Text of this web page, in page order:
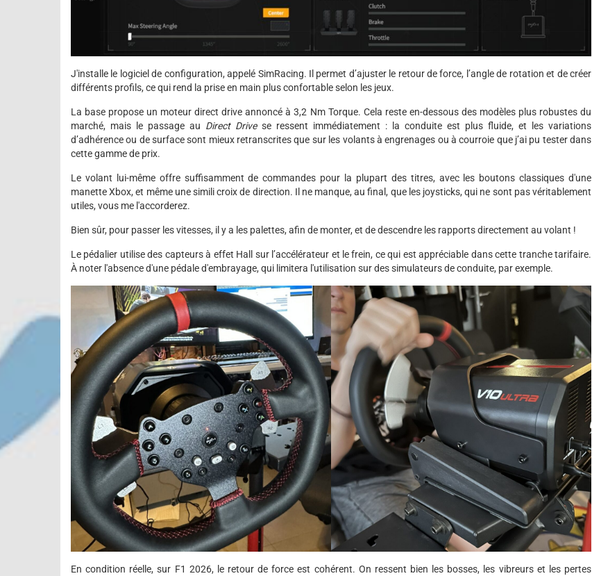
J'installe le logiciel de configuration, appelé SimRacing. Il permet d’ajuster le retour de force, l’angle de rotation et de créer
différents profils, ce qui rend la prise en main plus confortable selon les jeux.
La base propose un moteur direct drive annoncé à 3,2 Nm Torque. Cela reste en-dessous des modèles plus robustes du
marché, mais le passage au Direct Drivese ressent immédiatement : la conduite est plus fluide, et les variations
d’adhérence ou de surface sont mieux retranscrites que sur les volants à engrenages ou à courroie que j’ai pu tester dans
cette gamme de prix.
Le volant lui-même offre suffisamment de commandes pour la plupart des titres, avec les boutons classiques d'une
manette Xbox, et même une simili croix de direction. Il ne manque, au final, que les joysticks, qui ne sont pas véritablement
utiles, vous me l'accorderez.
Bien sûr, pour passer les vitesses, il y a les palettes, afin de monter, et de descendre les rapports directement au volant !
Le pédalier utilise des capteurs à effet Hall sur l’accélérateur et le frein, ce qui est appréciable dans cette tranche tarifaire.
À noter l'absence d'une pédale d'embrayage, qui limitera l'utilisation sur des simulateurs de conduite, par exemple.
En condition réelle, sur F1 2026, le retour de force est cohérent. On ressent bien les bosses, les vibreurs et les pertes